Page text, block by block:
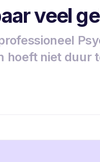
veel
hoeft niet duur